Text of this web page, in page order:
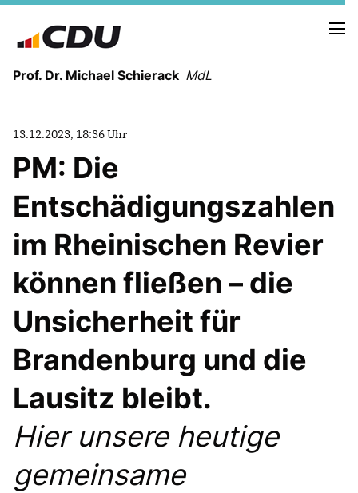
Prof. Dr. Michael Schierack MdL
LEBENSLAUF
HEIMAT UND WERTE
AUSBILDUNG UND WEGMARKEN
BERUFUNG UND MENSCH
POLITIK
SICHERHEIT UND ZUSAMMENHALT
MITTELSTAND UND INDUSTRIE
BILDUNG
IDENTITÄT
MEINE 10 PUNKTE
13.12.2023, 18:36 Uhr
PM: Die
Entschädigungszahlen
im Rheinischen Revier
können fließen – die
Unsicherheit für
Brandenburg und die
Lausitz bleibt.
Hier unsere heutige
gemeinsame